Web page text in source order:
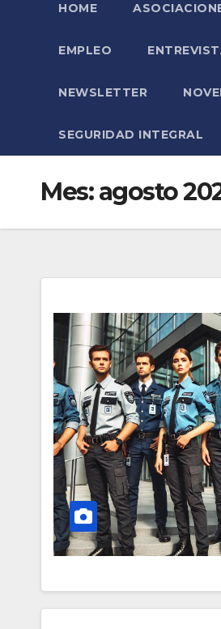
HOME
EMPLEO
NEWSLETTER
SEGURIDAD INTEGRAL
Mes:agosto